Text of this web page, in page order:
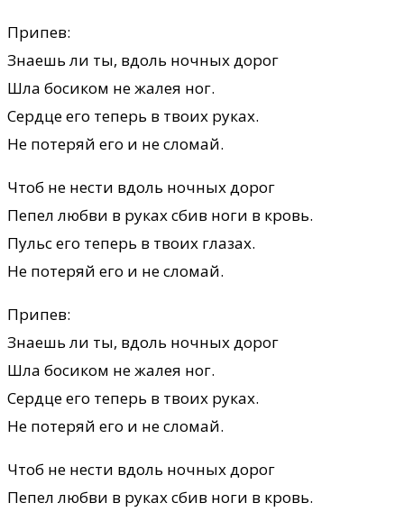
Припев:
Знаешь ли ты, вдоль ночных дорог
Шла босиком не жалея ног.
Сердце его теперь в твоих руках.
Не потеряй его и не сломай.
Чтоб не нести вдоль ночных дорог
Пепел любви в руках сбив ноги в кровь.
Пульс его теперь в твоих глазах.
Не потеряй его и не сломай.
Припев:
Знаешь ли ты, вдоль ночных дорог
Шла босиком не жалея ног.
Сердце его теперь в твоих руках.
Не потеряй его и не сломай.
Чтоб не нести вдоль ночных дорог
Пепел любви в руках сбив ноги в кровь.